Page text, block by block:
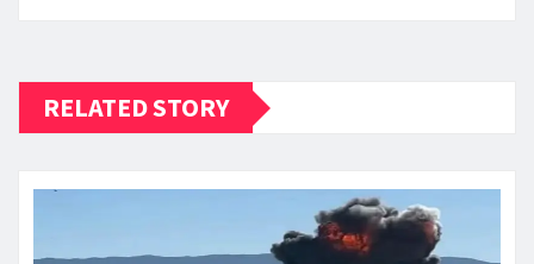
RELATED STORY